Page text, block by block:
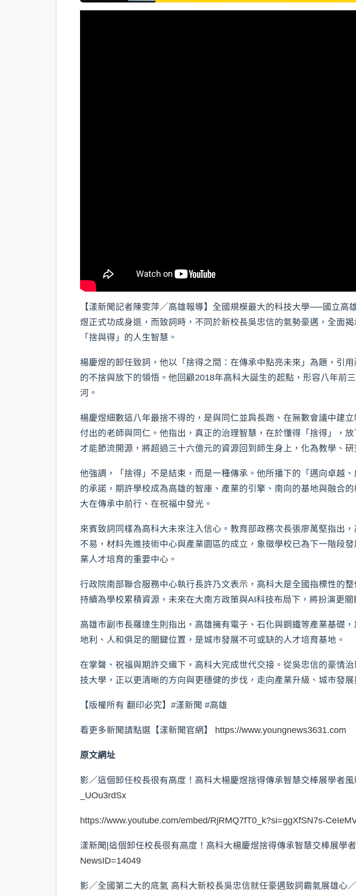
【漾新聞記者陳雯萍／高雄報導】全國規模最大的科技大學──國立
煜正式功成身退，而致詞時，不同於新校長吳忠信的氣勢豪邁，全面
「捨與得」的人生智慧。
楊慶煜的卸任致詞，他以「捨得之間：在傳承中點亮未來」為題，引
的不捨與放下的領悟。他回顧2018年高科大誕生的起點，形容八年前
河。
楊慶煜細數這八年最捨不得的，是與同仁並肩長跑、在無數會議中建
付出的老師與同仁。他指出，真正的治理智慧，在於懂得「捨得」，
才能節流開源，將超過三十六億元的資源回到師生身上，化為教學、
他強調，「捨得」不是結束，而是一種傳承。他所播下的「邁向卓越
的承諾，期許學校成為高雄的智庫、產業的引擎、南向的基地與融合
大在傳承中前行、在祝福中發光。
來賓致詞同樣為高科大未來注入信心。教育部政務次長張廖萬堅指出
不易，材料先進技術中心與產業園區的成立，象徵學校已為下一階段
業人才培育的重要中心。
行政院南部聯合服務中心執行長許乃文表示，高科大是全國指標性的
持續為學校累積資源，未來在大南方政策與AI科技布局下，將扮演更關
高雄市副市長羅達生則指出，高雄擁有電子、石化與鋼鐵等產業基礎
地利、人和俱足的關鍵位置，是城市發展不可或缺的人才培育基地。
在掌聲、祝福與期許交織下，高科大完成世代交接。從吳忠信的豪情
技大學，正以更清晰的方向與更穩健的步伐，走向產業升級、城市發展
【版權所有 翻印必究】#漾新聞 #高雄
看更多新聞請點選【漾新聞官網】 https://www.youngnews3631.com
原文網址
影／這個卸任校長很有高度！高科大楊慶煜捨得傳承智慧交棒展學者風
_UOu3rdSx
https://www.youtube.com/embed/RjRMQ7fT0_k?si=ggXfSN7s-
漾新聞|這個卸任校長很有高度！高科大楊慶煜捨得傳承智慧交棒展學
NewsID=14049
影／全國第二大的底氣 高科大新校長吳忠信就任豪邁致詞霸氣展雄心